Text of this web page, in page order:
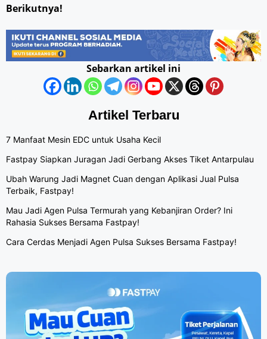
Berikutnya!
Sebarkan artikel ini
Artikel Terbaru
7 Manfaat Mesin EDC untuk Usaha Kecil
Fastpay Siapkan Juragan Jadi Gerbang Akses Tiket Antarpulau
Ubah Warung Jadi Magnet Cuan dengan Aplikasi Jual Pulsa
Terbaik, Fastpay!
Mau Jadi Agen Pulsa Termurah yang Kebanjiran Order? Ini
Rahasia Sukses Bersama Fastpay!
Cara Cerdas Menjadi Agen Pulsa Sukses Bersama Fastpay!